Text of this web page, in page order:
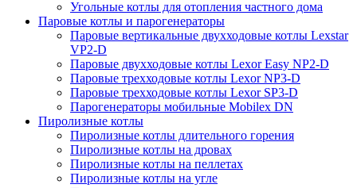
Угольные котлы для отопления частного дома
Паровые котлы и парогенераторы
Паровые вертикальные двухходовые котлы Lexstar
VP2-D
Паровые двухходовые котлы Lexor Easy NP2-D
Паровые трехходовые котлы Lexor NP3-D
Паровые трехходовые котлы Lexor SP3-D
Парогенераторы мобильные Mobilex DN
Пиролизные котлы
Пиролизные котлы длительного горения
Пиролизные котлы на дровах
Пиролизные котлы на пеллетах
Пиролизные котлы на угле